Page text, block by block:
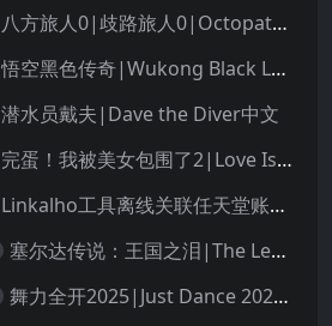
八方旅人0|歧路旅人0|Octopath Traveler 0中文
悟空黑色传奇|Wukong Black Legend
潜水员戴夫|Dave the Diver中文
完蛋！我被美女包围了2|Love Is All Around 2中文
Linkalho工具离线关联任天堂账户教程
塞尔达传说：王国之泪|The Legend of Zelda: Tears of the Kingdom中文
舞力全开2025|Just Dance 2025中文